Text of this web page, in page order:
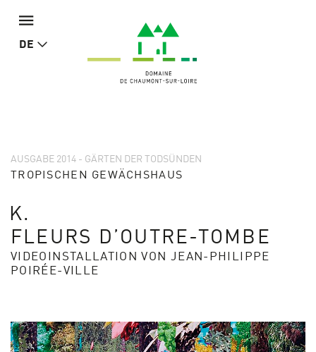
DE
AUSGABE 2014 - GÄRTEN DER TODSÜNDEN
TROPISCHEN GEWÄCHSHAUS
K.
FLEURS D’OUTRE-TOMBE
VIDEOINSTALLATION VON JEAN-PHILIPPE
POIRÉE-VILLE